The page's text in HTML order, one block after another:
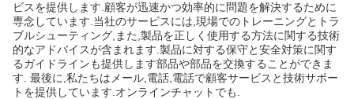
ビスを提供します.顧客が迅速かつ効率的に問題を解決するために
専念しています.当社のサービスには,現場でのトレーニングとトラ
ブルシューティング,また,製品を正しく使用する方法に関する技術
的なアドバイスが含まれます.製品に対する保守と安全対策に関す
るガイドラインも提供します部品や部品を交換することができま
す. 最後に,私たちはメール,電話,電話で顧客サービスと技術サポー
トを提供しています.オンラインチャットでも.